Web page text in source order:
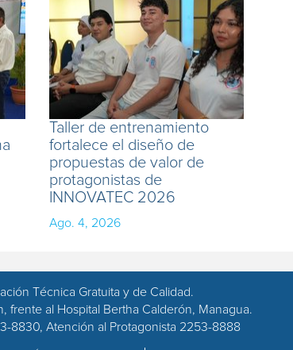
Taller de entrenamiento
fortalece el diseño de
propuestas de valor de
protagonistas de
INNOVATEC 2026
Ago. 4, 2026
Técnica Gratuita y de Calidad.
frente al Hospital Bertha Calderón, Managua.
8830, Atención al Protagonista 2253-8888